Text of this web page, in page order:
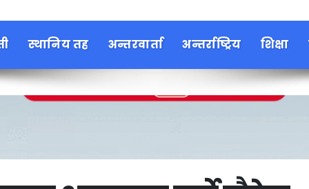
स्थानिय तह अन्तरवार्ता अन्तर्राष्ट्रिय शिक्षा